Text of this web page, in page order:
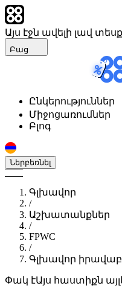
Այս էջն ավելի լավ
Բաց
Ընկերություններ
Միջոցառումներ
Բլոգ
Ներբեռնել
Գլխավոր
/
Աշխատանքներ
/
FPWC
/
Գլխավոր
Փակ էԱյս հաստիքն